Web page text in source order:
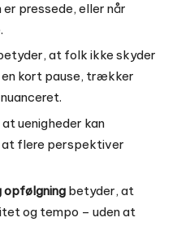
pressede, eller når
at folk ikke skyder
kort pause, trækker
uenigheder kan
at flere perspektiver
opfølgning betyder, at
og tempo – uden at